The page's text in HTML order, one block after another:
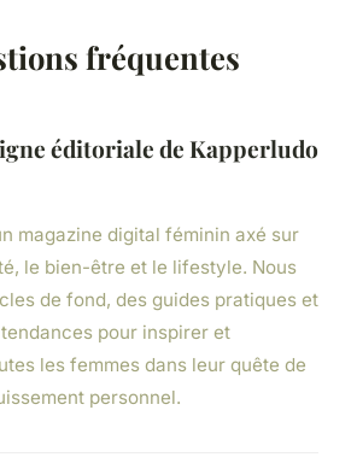
fréquentes
éditoriale de Kapperludo
magazine digital féminin axé sur
le bien-être et le lifestyle. Nous
de fond, des guides pratiques et
pour inspirer et
les femmes dans leur quête de
personnel.